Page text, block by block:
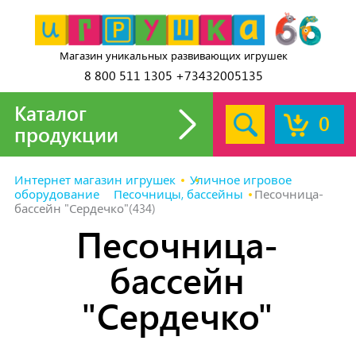
Магазин уникальных развивающих игрушек
8 800 511 1305 +73432005135
0
Каталог
продукции
Интернет магазин игрушек
Уличное игровое
оборудование
Песочницы, бассейны
Песочница-
бассейн "Сердечко"(434)
Песочница-
бассейн
"Сердечко"